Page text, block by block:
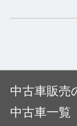
中古車販売
中古車一覧